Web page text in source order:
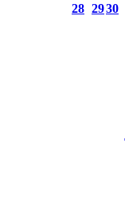
28 2930